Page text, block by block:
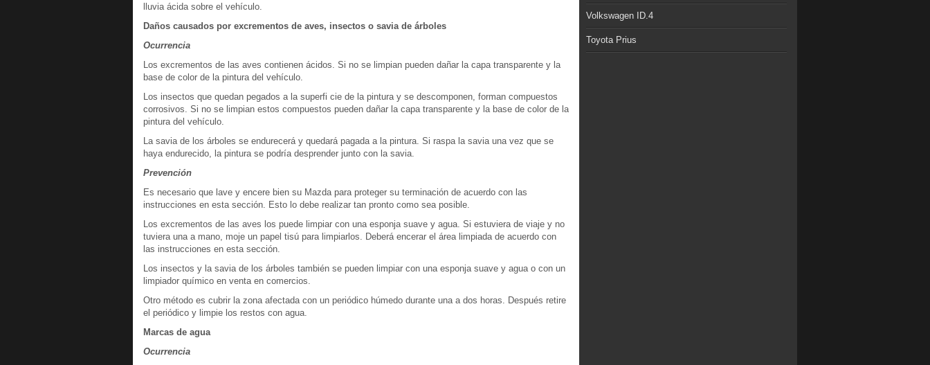
lluvia ácida sobre el vehículo.
Daños causados por excrementos de aves, insectos o savia de árboles
Ocurrencia
Los excrementos de las aves contienen ácidos. Si no se limpian pueden dañar la capa transparente y la
base de color de la pintura del vehículo.
Los insectos que quedan pegados a la superfi cie de la pintura y se descomponen, forman compuestos
corrosivos. Si no se limpian estos compuestos pueden dañar la capa transparente y la base de color de la
pintura del vehículo.
La savia de los árboles se endurecerá y quedará pagada a la pintura. Si raspa la savia una vez que se
haya endurecido, la pintura se podría desprender junto con la savia.
Prevención
Es necesario que lave y encere bien su Mazda para proteger su terminación de acuerdo con las
instrucciones en esta sección. Esto lo debe realizar tan pronto como sea posible.
Los excrementos de las aves los puede limpiar con una esponja suave y agua. Si estuviera de viaje y no
tuviera una a mano, moje un papel tisú para limpiarlos. Deberá encerar el área limpiada de acuerdo con
las instrucciones en esta sección.
Los insectos y la savia de los árboles también se pueden limpiar con una esponja suave y agua o con un
limpiador químico en venta en comercios.
Otro método es cubrir la zona afectada con un periódico húmedo durante una a dos horas. Después retire
el periódico y limpie los restos con agua.
Marcas de agua
Ocurrencia
Volkswagen ID.4
Toyota Prius